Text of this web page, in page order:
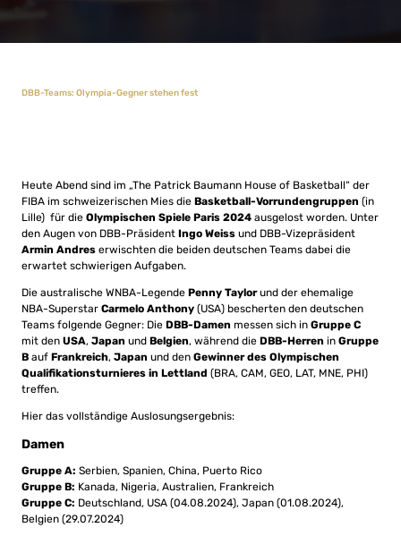
DBB-Teams: Olympia-Gegner stehen fest
Heute Abend sind im „The Patrick Baumann House of Basketball“ der
FIBA im schweizerischen Mies die Basketball-Vorrundengruppen (in
Lille) für die Olympischen Spiele Paris 2024 ausgelost worden. Unter
den Augen von DBB-Präsident Ingo Weiss und DBB-Vizepräsident
Armin Andres erwischten die beiden deutschen Teams dabei die
erwartet schwierigen Aufgaben.
Die australische WNBA-Legende Penny Taylorund der ehemalige
NBA-Superstar Carmelo Anthony (USA) bescherten den deutschen
Teams folgende Gegner: Die DBB-Damen messen sich in Gruppe C
mit den USA, Japan und Belgien, während die DBB-Herren in Gruppe
B auf Frankreich, Japan und den Gewinner des Olympischen
Qualifikationsturnieres in Lettland (BRA, CAM, GEO, LAT, MNE, PHI)
treffen.
Hier das vollständige Auslosungsergebnis:
Damen
Gruppe A: Serbien, Spanien, China, Puerto Rico
Gruppe B: Kanada, Nigeria, Australien, Frankreich
Gruppe C: Deutschland, USA (04.08.2024), Japan (01.08.2024),
Belgien (29.07.2024)